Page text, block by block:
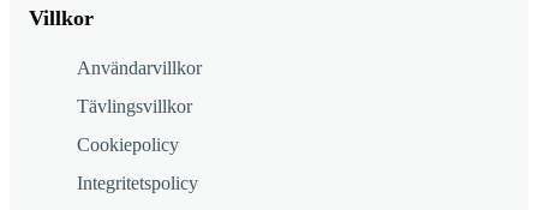
Villkor
Användarvillkor
Tävlingsvillkor
Cookiepolicy
Integritetspolicy